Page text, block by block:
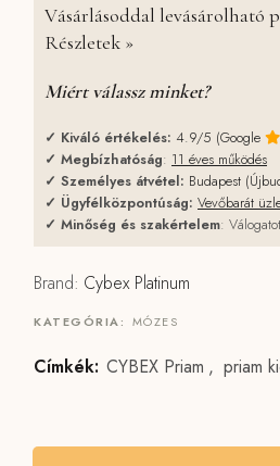
Vásárlásoddal levásárolható
Részletek »
Miért válassz minket?
✓ Kiváló értékelés: 4.9/5 (Google
✓ Megbízhatóság: 11 éves működés
✓ Személyes átvétel: Budapest
✓ Ügyfélközpontúság: Vevőbarát
✓ Minőség és szakértelem:
Brand: Cybex Platinum
KATEGÓRIA: MÓZES
Címkék: CYBEX Priam , priam